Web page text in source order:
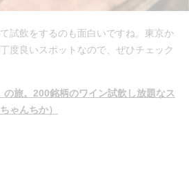
試飲をするのも面白いですね。東京か
度良いスポットなので、ぜひチェック
の旅。200銘柄のワイン試飲し放題なス
ゃんちか）